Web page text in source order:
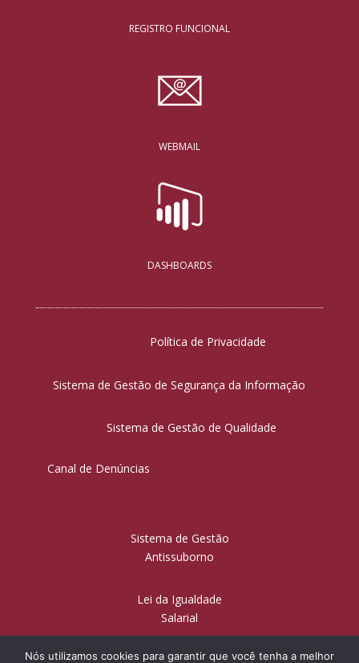
REGISTRO FUNCIONAL
WEBMAIL
DASHBOARDS
Política de Privacidade
Sistema de Gestão de Segurança da Informação
Sistema de Gestão de Qualidade
Canal de Denúncias
Sistema de Gestão
Antissuborno
Lei da Igualdade
Salarial
Nós utilizamos cookies para garantir que você tenha a melhor